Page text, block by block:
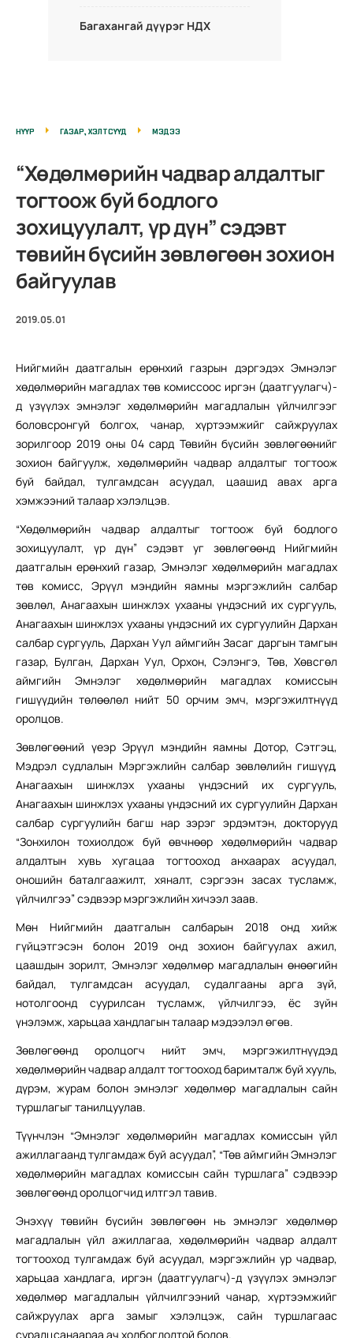
Багахангай дүүрэг НДХ
НҮҮР ГАЗАР, ХЭЛТСҮҮД МЭДЭЭ
“Хөдөлмөрийн чадвар алдалтыг
тогтоож буй бодлого
зохицуулалт, үр дүн” сэдэвт
төвийн бүсийн зөвлөгөөн зохион
байгуулав
2019.05.01
Нийгмийн даатгалын ерөнхий газрын дэргэдэх Эмнэлэг
хөдөлмөрийн магадлах төв комиссоос иргэн (даатгуулагч)-
д үзүүлэх эмнэлэг хөдөлмөрийн магадлалын үйлчилгээг
боловсронгуй болгох, чанар, хүртээмжийг сайжруулах
зорилгоор 2019 оны 04 сард Төвийн бүсийн зөвлөгөөнийг
зохион байгуулж, хөдөлмөрийн чадвар алдалтыг тогтоож
буй байдал, тулгамдсан асуудал, цаашид авах арга
хэмжээний талаар хэлэлцэв.
“Хөдөлмөрийн чадвар алдалтыг тогтоож буй бодлого
зохицуулалт, үр дүн” сэдэвт уг зөвлөгөөнд Нийгмийн
даатгалын ерөнхий газар, Эмнэлэг хөдөлмөрийн магадлах
төв комисс, Эрүүл мэндийн яамны мэргэжлийн салбар
зөвлөл, Анагаахын шинжлэх ухааны үндэсний их сургууль,
Анагаахын шинжлэх ухааны үндэсний их сургуулийн Дархан
салбар сургууль, Дархан Уул аймгийн Засаг даргын тамгын
газар, Булган, Дархан Уул, Орхон, Сэлэнгэ, Төв, Хөвсгөл
аймгийн Эмнэлэг хөдөлмөрийн магадлах комиссын
гишүүдийн төлөөлөл нийт 50 орчим эмч, мэргэжилтнүүд
оролцов.
Зөвлөгөөний үеэр Эрүүл мэндийн яамны Дотор, Сэтгэц,
Мэдрэл судлалын Мэргэжлийн салбар зөвлөлийн гишүүд,
Анагаахын шинжлэх ухааны үндэсний их сургууль,
Анагаахын шинжлэх ухааны үндэсний их сургуулийн Дархан
салбар сургуулийн багш нар зэрэг эрдэмтэн, докторууд
“Зонхилон тохиолдож буй өвчнөөр хөдөлмөрийн чадвар
алдалтын хувь хугацаа тогтооход анхаарах асуудал,
оношийн баталгаажилт, хяналт, сэргээн засах тусламж,
үйлчилгээ” сэдвээр мэргэжлийн хичээл заав.
Мөн Нийгмийн даатгалын салбарын 2018 онд хийж
гүйцэтгэсэн болон 2019 онд зохион байгуулах ажил,
цаашдын зорилт, Эмнэлэг хөдөлмөр магадлалын өнөөгийн
байдал, тулгамдсан асуудал, судалгааны арга зүй,
нотолгоонд суурилсан тусламж, үйлчилгээ, ёс зүйн
үнэлэмж, харьцаа хандлагын талаар мэдээлэл өгөв.
Зөвлөгөөнд оролцогч нийт эмч, мэргэжилтнүүдэд
хөдөлмөрийн чадвар алдалт тогтооход баримталж буй хууль,
дүрэм, журам болон эмнэлэг хөдөлмөр магадлалын сайн
туршлагыг танилцуулав.
Түүнчлэн “Эмнэлэг хөдөлмөрийн магадлах комиссын үйл
ажиллагаанд тулгамдаж буй асуудал”, “Төв аймгийн Эмнэлэг
хөдөлмөрийн магадлах комиссын сайн туршлага” сэдвээр
зөвлөгөөнд оролцогчид илтгэл тавив.
Энэхүү төвийн бүсийн зөвлөгөөн нь эмнэлэг хөдөлмөр
магадлалын үйл ажиллагаа, хөдөлмөрийн чадвар алдалт
тогтооход тулгамдаж буй асуудал, мэргэжлийн ур чадвар,
харьцаа хандлага, иргэн (даатгуулагч)-д үзүүлэх эмнэлэг
хөдөлмөр магадлалын үйлчилгээний чанар, хүртээмжийг
сайжруулах арга замыг хэлэлцэж, сайн туршлагаас
суралцсанаараа ач холбогдолтой болов.